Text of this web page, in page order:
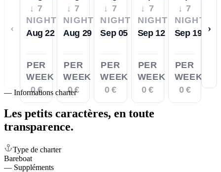
‹
↓ 7
NIGHTS
Aug 22
PER
WEEK
0 €
↓ 7
NIGHTS
Aug 29
PER
WEEK
0 €
↓ 7
NIGHTS
Sep 05
PER
WEEK
0 €
↓ 7
NIGHTS
Sep 12
PER
WEEK
0 €
↓ 7
NIGHTS
Sep 19
PER
WEEK
0 €
›
— Informations charter
Les petits caractères, en toute
transparence.
Type de charter
Bareboat
— Suppléments